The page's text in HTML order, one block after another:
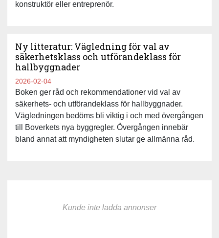
konstruktör eller entreprenör.
Ny litteratur: Vägledning för val av
säkerhetsklass och utförandeklass för
hallbyggnader
2026-02-04
Boken ger råd och rekommendationer vid val av
säkerhets- och utförandeklass för hallbyggnader.
Vägledningen bedöms bli viktig i och med övergången
till Boverkets nya byggregler. Övergången innebär
bland annat att myndigheten slutar ge allmänna råd.
Kunde inte ladda annonser